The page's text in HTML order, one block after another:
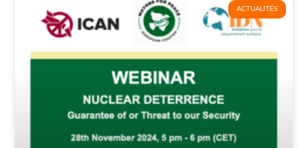
ACTUALITÉS